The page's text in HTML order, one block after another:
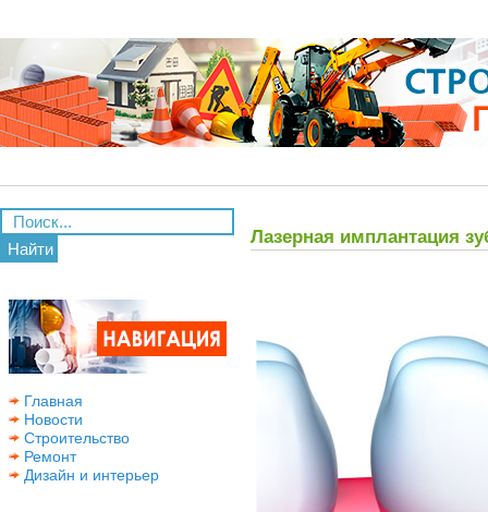
Найти
Главная
Новости
Строительство
Ремонт
Дизайн и интерьер
Лазерная имплантация